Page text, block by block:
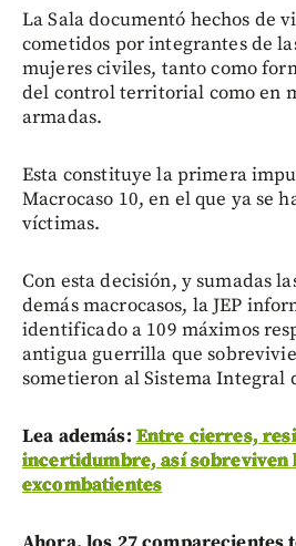
La Sala documentó hechos de
cometidos por integrantes de
mujeres civiles, tanto como
del control territorial como en
armadas.
Esta constituye la primera
Macrocaso 10, en el que ya se
víctimas.
Con esta decisión, y sumadas
demás macrocasos, la JEP
identificado a 109 máximos
antigua guerrilla que
sometieron al Sistema Integral
Lea además: Entre cierres,
incertidumbre, así sobreviven
excombatientes